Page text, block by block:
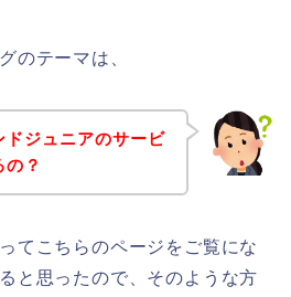
のテーマは、
ドジュニアのサービ
？
てこちらのページをご覧にな
と思ったので、そのような方